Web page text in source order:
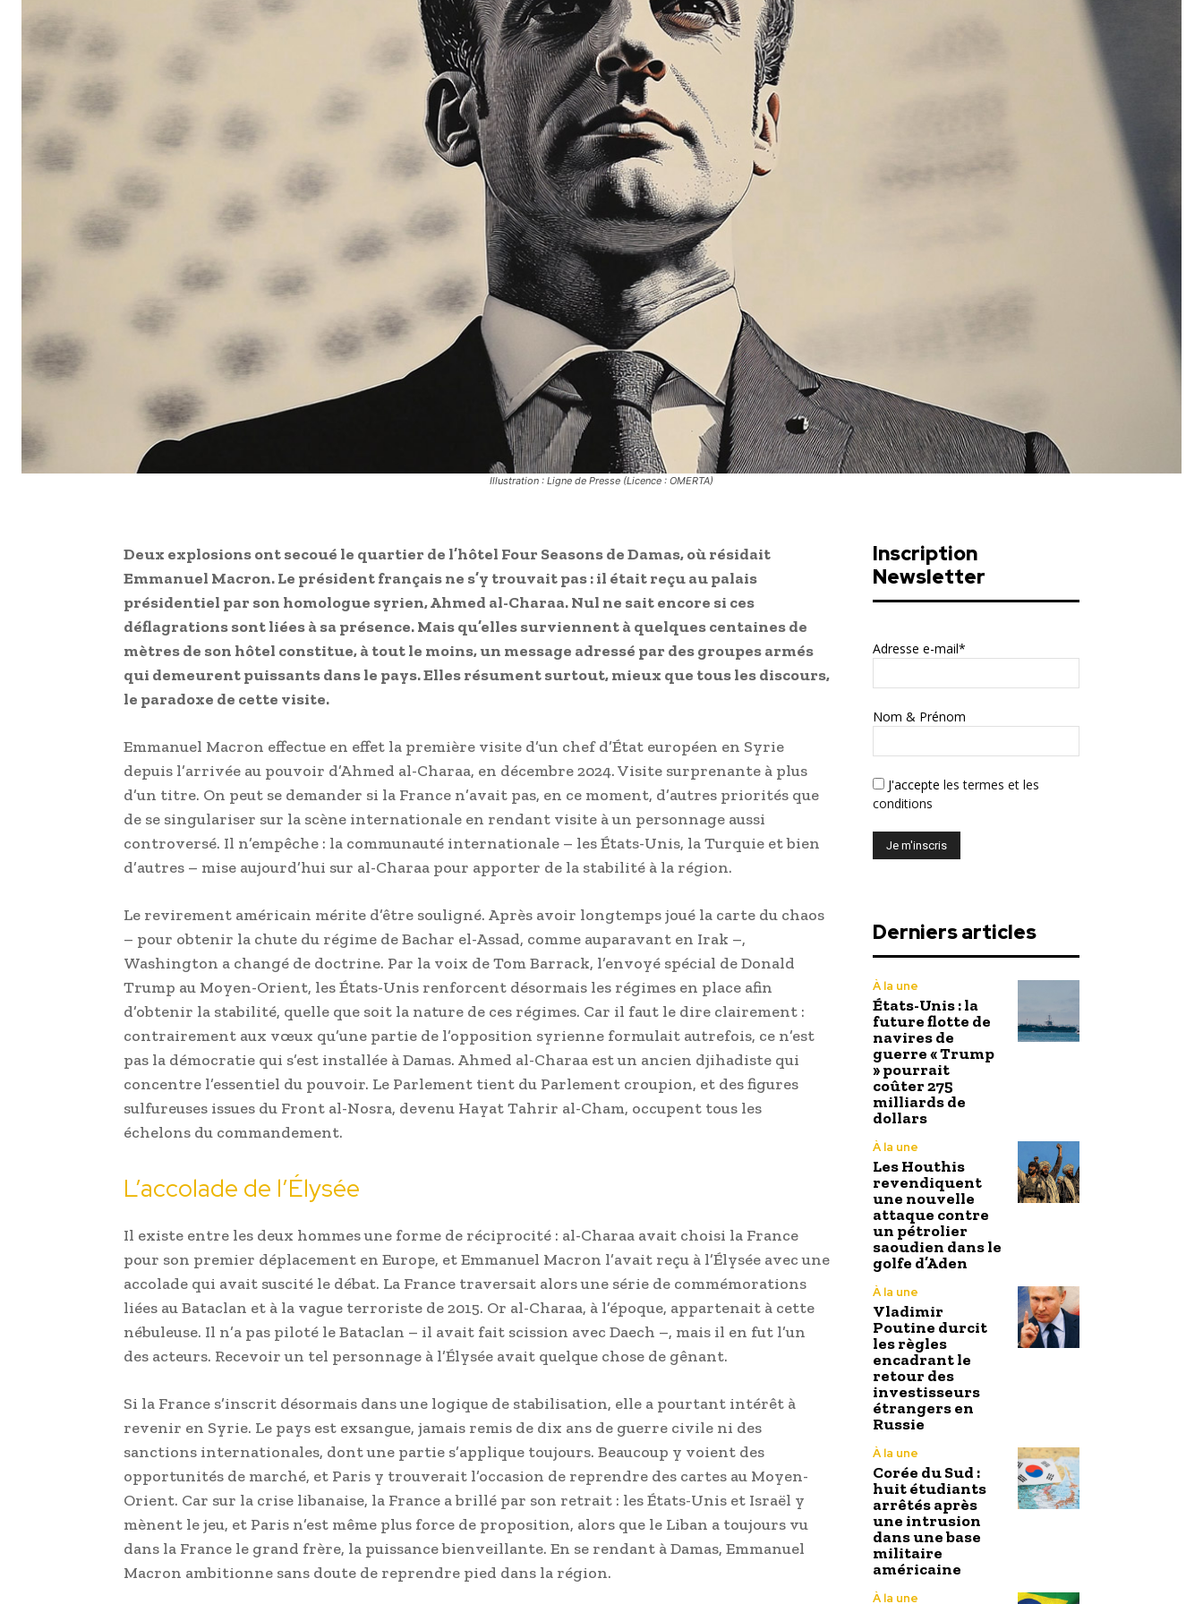
Illustration : Ligne de Presse (Licence : OMERTA)
Deux explosions ont secoué le quartier de l’hôtel Four Seasons de Damas, où résidait
Emmanuel Macron. Le président français ne s’y trouvait pas : il était reçu au palais
présidentiel par son homologue syrien, Ahmed al-Charaa. Nul ne sait encore si ces
déflagrations sont liées à sa présence. Mais qu’elles surviennent à quelques centaines de
mètres de son hôtel constitue, à tout le moins, un message adressé par des groupes armés
qui demeurent puissants dans le pays. Elles résument surtout, mieux que tous les discours,
le paradoxe de cette visite.
Emmanuel Macron effectue en effet la première visite d’un chef d’État européen en Syrie
depuis l’arrivée au pouvoir d’Ahmed al-Charaa, en décembre 2024. Visite surprenante à plus
d’un titre. On peut se demander si la France n’avait pas, en ce moment, d’autres priorités que
de se singulariser sur la scène internationale en rendant visite à un personnage aussi
controversé. Il n’empêche : la communauté internationale – les États-Unis, la Turquie et bien
d’autres – mise aujourd’hui sur al-Charaa pour apporter de la stabilité à la région.
Le revirement américain mérite d’être souligné. Après avoir longtemps joué la carte du chaos
– pour obtenir la chute du régime de Bachar el-Assad, comme auparavant en Irak –,
Washington a changé de doctrine. Par la voix de Tom Barrack, l’envoyé spécial de Donald
Trump au Moyen-Orient, les États-Unis renforcent désormais les régimes en place afin
d’obtenir la stabilité, quelle que soit la nature de ces régimes. Car il faut le dire clairement :
contrairement aux vœux qu’une partie de l’opposition syrienne formulait autrefois, ce n’est
pas la démocratie qui s’est installée à Damas. Ahmed al-Charaa est un ancien djihadiste qui
concentre l’essentiel du pouvoir. Le Parlement tient du Parlement croupion, et des figures
sulfureuses issues du Front al-Nosra, devenu Hayat Tahrir al-Cham, occupent tous les
échelons du commandement.
L’accolade de l’Élysée
Il existe entre les deux hommes une forme de réciprocité : al-Charaa avait choisi la France
pour son premier déplacement en Europe, et Emmanuel Macron l’avait reçu à l’Élysée avec une
accolade qui avait suscité le débat. La France traversait alors une série de commémorations
liées au Bataclan et à la vague terroriste de 2015. Or al-Charaa, à l’époque, appartenait à cette
nébuleuse. Il n’a pas piloté le Bataclan – il avait fait scission avec Daech –, mais il en fut l’un
des acteurs. Recevoir un tel personnage à l’Élysée avait quelque chose de gênant.
Si la France s’inscrit désormais dans une logique de stabilisation, elle a pourtant intérêt à
revenir en Syrie. Le pays est exsangue, jamais remis de dix ans de guerre civile ni des
sanctions internationales, dont une partie s’applique toujours. Beaucoup y voient des
opportunités de marché, et Paris y trouverait l’occasion de reprendre des cartes au Moyen-
Orient. Car sur la crise libanaise, la France a brillé par son retrait : les États-Unis et Israël y
mènent le jeu, et Paris n’est même plus force de proposition, alors que le Liban a toujours vu
dans la France le grand frère, la puissance bienveillante. En se rendant à Damas, Emmanuel
Macron ambitionne sans doute de reprendre pied dans la région.
Inscription
Newsletter
Adresse e-mail*
Nom & Prénom
J'accepte les termes et les
conditions
Derniers articles
À la une
États-Unis : la
future flotte de
navires de
guerre « Trump
» pourrait
coûter 275
milliards de
dollars
À la une
Les Houthis
revendiquent
une nouvelle
attaque contre
un pétrolier
saoudien dans le
golfe d’Aden
À la une
Vladimir
Poutine durcit
les règles
encadrant le
retour des
investisseurs
étrangers en
Russie
À la une
Corée du Sud :
huit étudiants
arrêtés après
une intrusion
dans une base
militaire
américaine
À la une